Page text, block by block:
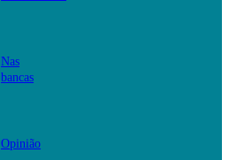
Nas
bancas
Opinião